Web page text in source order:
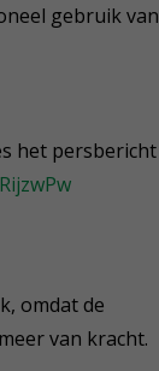
gebruik van
het persbericht
omdat de
van kracht.